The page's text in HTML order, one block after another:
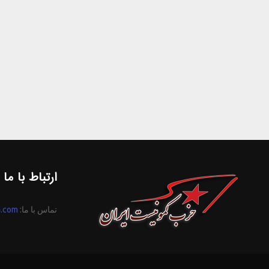
ارتباط با ما
تماس با ما: